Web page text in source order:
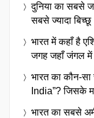
दुनिया का सबसे
सबसे ज्यादा बिच्छू
भारत में कहाँ है
जगह जहाँ जंगल
भारत का कौन-
India”? जिसके
भारत का सबसे